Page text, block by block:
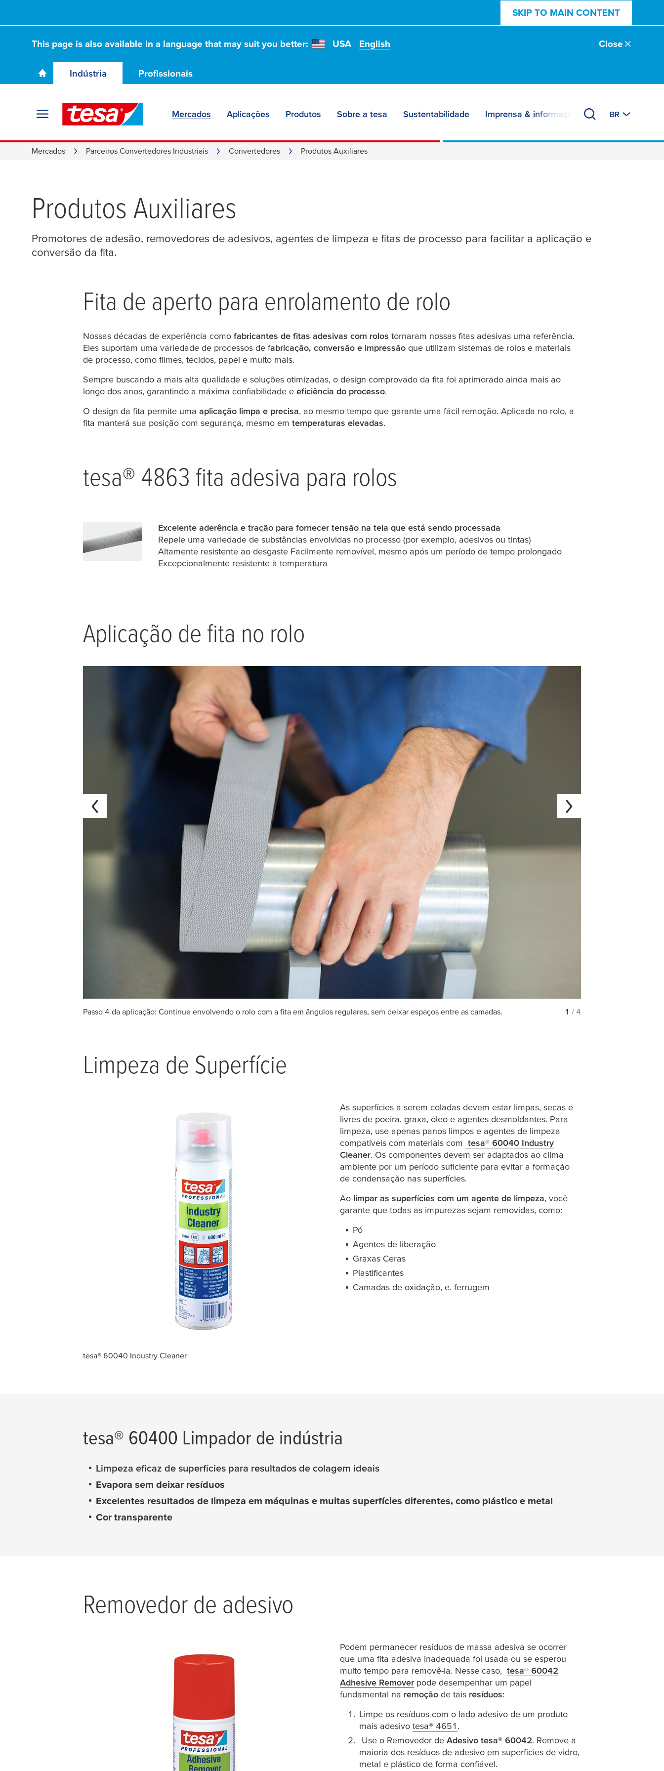
SKIP TO MAIN CONTENT
This page is also available in a language that may suit you better: USA English Close
Indústria Profissionais
Mercados Aplicações Produtos Sobre a tesa Sustentabilidade Imprensa & informações BR
Mercados Parceiros Convertedores Industriais Convertedores Produtos Auxiliares
Produtos Auxiliares
Promotores de adesão, removedores de adesivos, agentes de limpeza e fitas de processo para facilitar a aplicação e
conversão da fita.
Fita de aperto para enrolamento de rolo
Nossas décadas de experiência como fabricantes de fitas adesivas com rolos tornaram nossas fitas adesivas uma referência.
Eles suportam uma variedade de processos de fabricação, conversão e impressão que utilizam sistemas de rolos e materiais
de processo, como filmes, tecidos, papel e muito mais.
Sempre buscando a mais alta qualidade e soluções otimizadas, o design comprovado da fita foi aprimorado ainda mais ao
longo dos anos, garantindo a máxima confiabilidade e eficiência do processo.
O design da fita permite uma aplicação limpa e precisa, ao mesmo tempo que garante uma fácil remoção. Aplicada no rolo, a
fita manterá sua posição com segurança, mesmo em temperaturas elevadas.
tesa® 4863 fita adesiva para rolos
Excelente aderência e tração para fornecer tensão na teia que está sendo processada
Repele uma variedade de substâncias envolvidas no processo (por exemplo, adesivos ou tintas)
Altamente resistente ao desgaste Facilmente removível, mesmo após um período de tempo prolongado
Excepcionalmente resistente à temperatura
Aplicação de fita no rolo
1 / 4
Passo 4 da aplicação: Continue envolvendo o rolo com a fita em ângulos regulares, sem deixar espaços entre as camadas.
Limpeza de Superfície
tesa® 60040 Industry Cleaner
As superfícies a serem coladas devem estar limpas, secas e
livres de poeira, graxa, óleo e agentes desmoldantes. Para
limpeza, use apenas panos limpos e agentes de limpeza
compatíveis com materiais com tesa® 60040 Industry
Cleaner(opens in a new window or tab)
. Os componentes devem ser adaptados ao clima
ambiente por um período suficiente para evitar a formação
de condensação nas superfícies.
Ao limpar as superfícies com um agente de limpeza, você
garante que todas as impurezas sejam removidas, como:
Pó
Agentes de liberação
Graxas Ceras
Plastificantes
Camadas de oxidação, e. ferrugem
tesa® 60400 Limpador de indústria
Limpeza eficaz de superfícies para resultados de colagem ideais
Evapora sem deixar resíduos
Excelentes resultados de limpeza em máquinas e muitas superfícies diferentes, como plástico e metal
Cor transparente
Removedor de adesivo
Podem permanecer resíduos de massa adesiva se ocorrer
que uma fita adesiva inadequada foi usada ou se esperou
muito tempo para removê-la. Nesse caso, tesa® 60042
Adhesive Remover (opens in a new window or tab)
pode desempenhar um papel
fundamental na remoção de tais resíduos:
Limpe os resíduos com o lado adesivo de um produto
mais adesivo tesa® 4651 (opens in a new window or tab)
.
Use o Removedor de Adesivo tesa® 60042. Remove a
maioria dos resíduos de adesivo em superfícies de vidro,
metal e plástico de forma confiável.